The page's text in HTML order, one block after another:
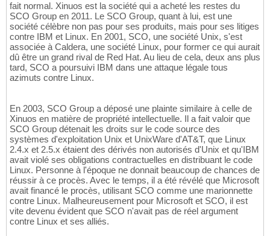
fait normal. Xinuos est la société qui a acheté les restes du
SCO Group en 2011. Le SCO Group, quant à lui, est une
société célèbre non pas pour ses produits, mais pour ses litiges
contre IBM et Linux. En 2001, SCO, une société Unix, s'est
associée à Caldera, une société Linux, pour former ce qui aurait
dû être un grand rival de Red Hat. Au lieu de cela, deux ans plus
tard, SCO a poursuivi IBM dans une attaque légale tous
azimuts contre Linux.
En 2003, SCO Group a déposé une plainte similaire à celle de
Xinuos en matière de propriété intellectuelle. Il a fait valoir que
SCO Group détenait les droits sur le code source des
systèmes d'exploitation Unix et UnixWare d'AT&T, que Linux
2.4.x et 2.5.x étaient des dérivés non autorisés d'Unix et qu'IBM
avait violé ses obligations contractuelles en distribuant le code
Linux. Personne à l'époque ne donnait beaucoup de chances de
réussir à ce procès. Avec le temps, il a été révélé que Microsoft
avait financé le procès, utilisant SCO comme une marionnette
contre Linux. Malheureusement pour Microsoft et SCO, il est
vite devenu évident que SCO n'avait pas de réel argument
contre Linux et ses alliés.